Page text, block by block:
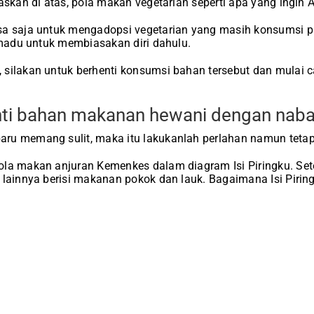
saja untuk mengadopsi vegetarian yang masih konsumsi
untuk membiasakan diri dahulu.
silakan untuk berhenti konsumsi bahan tersebut dan mulai
bahan makanan hewani dengan
memang sulit, maka itu lakukanlah perlahan namun
makan anjuran Kemenkes dalam diagram Isi Piringku.
berisi makanan pokok dan lauk. Bagaimana Isi